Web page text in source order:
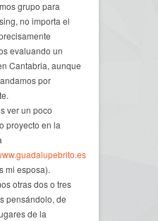
grupo para
no importa el
evaluando un
Cantabria, aunque
por
ver un poco
proyecto en la
mi esposa).
otras dos o tres
pensándolo, de
de la